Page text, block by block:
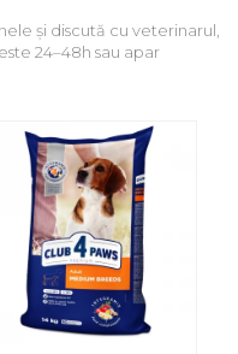
și discută cu veterinarul,
24–48h sau apar